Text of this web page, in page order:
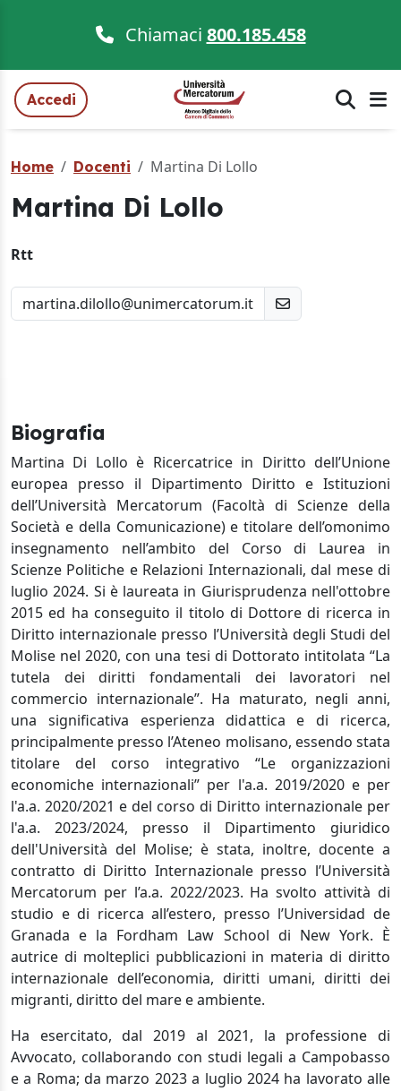
Chiamaci 800.185.458
Accedi
Home Docenti Martina Di Lollo
Martina Di Lollo
Rtt
martina.dilollo@unimercatorum.it
Biografia
Martina Di Lollo è Ricercatrice in Diritto dell’Unione
europea presso il Dipartimento Diritto e Istituzioni
dell’Università Mercatorum (Facoltà di Scienze della
Società e della Comunicazione) e titolare dell’omonimo
insegnamento nell’ambito del Corso di Laurea in
Scienze Politiche e Relazioni Internazionali, dal mese di
luglio 2024. Si è laureata in Giurisprudenza nell'ottobre
2015 ed ha conseguito il titolo di Dottore di ricerca in
Diritto internazionale presso l’Università degli Studi del
Molise nel 2020, con una tesi di Dottorato intitolata “La
tutela dei diritti fondamentali dei lavoratori nel
commercio internazionale”. Ha maturato, negli anni,
una significativa esperienza didattica e di ricerca,
principalmente presso l’Ateneo molisano, essendo stata
titolare del corso integrativo “Le organizzazioni
economiche internazionali” per l'a.a. 2019/2020e per
l'a.a. 2020/2021 e del corso di Diritto internazionale per
l'a.a. 2023/2024, presso il Dipartimento giuridico
dell'Università del Molise; è stata, inoltre, docente a
contratto di Diritto Internazionale presso l’Università
Mercatorum per l’a.a. 2022/2023. Ha svolto attività di
studio e di ricerca all’estero, presso l’Universidad de
Granada e la Fordham Law School di New York. È
autrice di molteplici pubblicazioni in materia di diritto
internazionale dell’economia, diritti umani, diritti dei
migranti, diritto del mare e ambiente.
Ha esercitato, dal 2019 al 2021, la professione di
Avvocato, collaborando con studi legali a Campobasso
e a Roma; da marzo 2023 a luglio 2024 ha lavorato alle